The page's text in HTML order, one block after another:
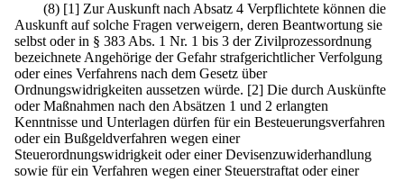
(8) [1] Zur Auskunft nach Absatz 4 Verpflichtete können die
Auskunft auf solche Fragen verweigern, deren Beantwortung sie
selbst oder in § 383 Abs. 1 Nr. 1 bis 3 der Zivilprozessordnung
bezeichnete Angehörige der Gefahr strafgerichtlicher Verfolgung
oder eines Verfahrens nach dem Gesetz über
Ordnungswidrigkeiten aussetzen würde. [2] Die durch Auskünfte
oder Maßnahmen nach den Absätzen 1 und 2 erlangten
Kenntnisse und Unterlagen dürfen für ein Besteuerungsverfahren
oder ein Bußgeldverfahren wegen einer
Steuerordnungswidrigkeit oder einer Devisenzuwiderhandlung
sowie für ein Verfahren wegen einer Steuerstraftat oder einer